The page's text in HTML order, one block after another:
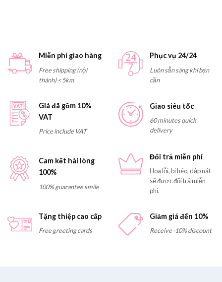
Miễn phí giao hàng
Free shipping (nội
thành) < 5km
Phục vụ 24/24
Luôn sẵn sàng khi bạn
cần
Giá đã gồm 10%
VAT
Price include VAT
Giao siêu tốc
60 minutes quick
delivery
Cam kết hài lòng
100%
100% guarantee smile
Đổi trả miễn phí
Hoa lỗi, bị héo, dập nát
sẽ được đổi trả miễn
phí.
Tặng thiệp cao cấp
Free greeting cards
Giảm giá đến 10%
Receive -10% discount